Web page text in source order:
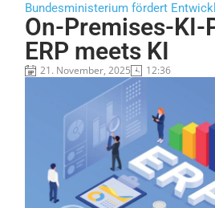
Bundesministerium fördert
On-Premises-
ERP meets KI
21. November, 2025 12:36